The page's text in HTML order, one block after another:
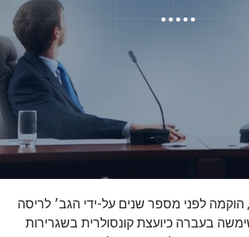
קבוצתES-Israel , הוקמה לפני מספר שנים על-ידי הגב׳ לריסה
בעברה כיועצת קונסולרית בשגרירות